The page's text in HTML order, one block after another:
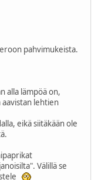
pahvimukeista.
alla lämpöä on,
lehtien
eikä siitäkään ole
Välillä se